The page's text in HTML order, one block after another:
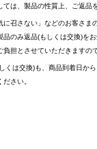
は、製品の性質上、ご返品
に召さない」などのお客さま
品のみ返品(もしくは交換)を
担とさせていただきますの
くは交換)も、商品到着日か
さい。